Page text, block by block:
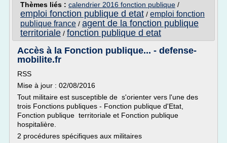
Thèmes liés : calendrier 2016 fonction publique /
emploi fonction publique d etat / emploi fonction
publique france / agent de la fonction publique
territoriale / fonction publique d etat
Accès à la Fonction publique... - defense-
mobilite.fr
RSS
Mise à jour : 02/08/2016
Tout militaire est susceptible de s'orienter vers l'une des
trois Fonctions publiques - Fonction publique d'Etat,
Fonction publique territoriale et Fonction publique
hospitalière.
2 procédures spécifiques aux militaires